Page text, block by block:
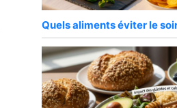
Quels aliments éviter le